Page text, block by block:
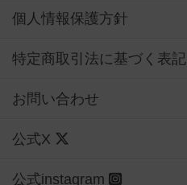
個人情報保護方針
特定商取引法に基づく表記
お問い合わせ
公式X
公式instagram